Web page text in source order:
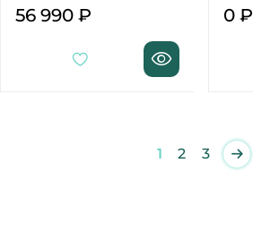
56 990 ₽ 0 ₽
1 2 3